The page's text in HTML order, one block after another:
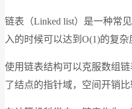
链表（Linked list）是一种常
入的时候可以达到O(1)的复
使用链表结构可以克服数组
了结点的指针域，空间开销比